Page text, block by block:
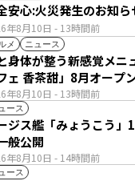
年8月10日 - 13時間前
安心:火災発生のお知ら
メ ニュース
年8月10日 - 13時間前
身体が整う新感覚メニ
ェ 香茶甜」8月オープ
ース
年8月10日 - 14時間前
ジス艦「みょうこう」
般公開
ース